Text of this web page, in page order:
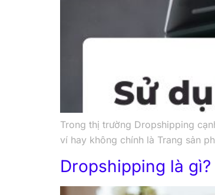
Trong thị trường Dropshipping
ví hay không chính là Trang sản
Dropshipping là